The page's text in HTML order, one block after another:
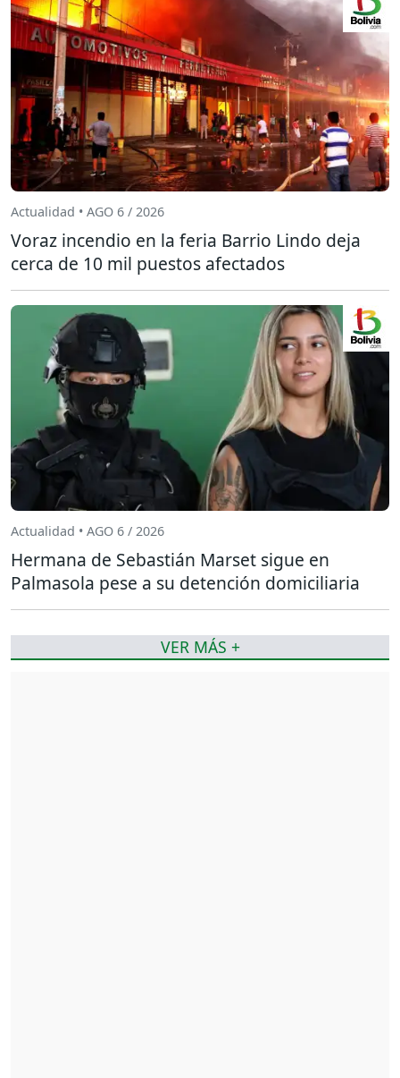
Actualidad • AGO 6 / 2026
Voraz incendio en la feria Barrio Lindo deja
cerca de 10 mil puestos afectados
Actualidad • AGO 6 / 2026
Hermana de Sebastián Marset sigue en
Palmasola pese a su detención domiciliaria
VER MÁS +